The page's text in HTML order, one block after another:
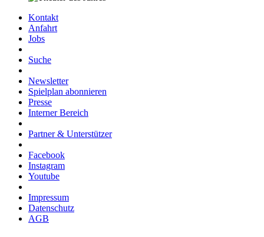
Kontakt
Anfahrt
Jobs
Suche
Newsletter
Spielplan abonnieren
Presse
Interner Bereich
Partner & Unterstützer
Facebook
Instagram
Youtube
Impressum
Datenschutz
AGB